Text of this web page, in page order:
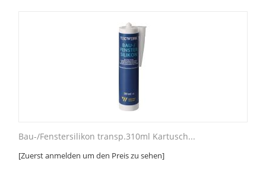
Bau-/Fenstersilikon transp.310ml Kartusch...
[Zuerst anmelden um den Preis zu sehen]